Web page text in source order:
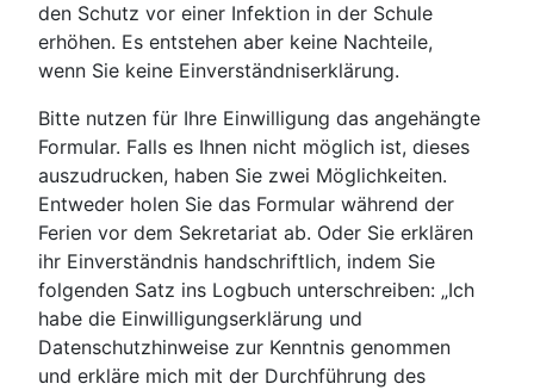
den Schutz vor einer Infektion in der Schule
erhöhen. Es entstehen aber keine Nachteile,
wenn Sie keine Einverständniserklärung.
Bitte nutzen für Ihre Einwilligung das angehängte
Formular. Falls es Ihnen nicht möglich ist, dieses
auszudrucken, haben Sie zwei Möglichkeiten.
Entweder holen Sie das Formular während der
Ferien vor dem Sekretariat ab. Oder Sie erklären
ihr Einverständnis handschriftlich, indem Sie
folgenden Satz ins Logbuch unterschreiben: „Ich
habe die Einwilligungserklärung und
Datenschutzhinweise zur Kenntnis genommen
und erkläre mich mit der Durchführung des